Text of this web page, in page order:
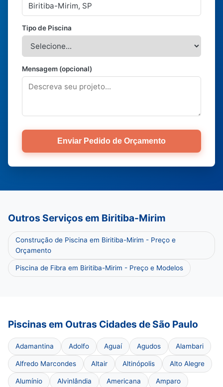
Tipo de Piscina
Mensagem (opcional)
Enviar Pedido de Orçamento
Outros Serviços em Biritiba-Mirim
Construção de Piscina em Biritiba-Mirim - Preço e
Orçamento
Piscina de Fibra em Biritiba-Mirim - Preço e Modelos
Piscinas em Outras Cidades de São Paulo
Adamantina Adolfo Aguaí Agudos Alambari
Alfredo Marcondes Altair Altinópolis Alto Alegre
Alumínio Alvinlândia Americana Amparo